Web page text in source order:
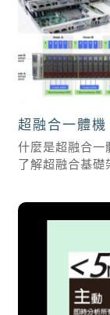
超融合一體機
什麼是超融合一
了解超融合基
方案的新模式